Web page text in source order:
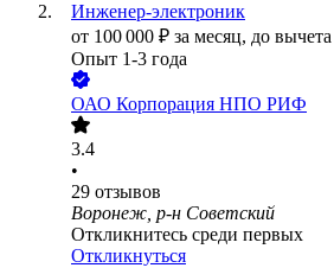
Инженер-электроник
от 100 000 ₽ за месяц, до
Опыт 1-3 года
ОАО Корпорация НПО РИФ
3.4
•
29 отзывов
Воронеж, р-н Советский
Откликнитесь среди первых
Откликнуться